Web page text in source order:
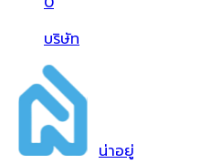
บริษัท
น่าอยู่